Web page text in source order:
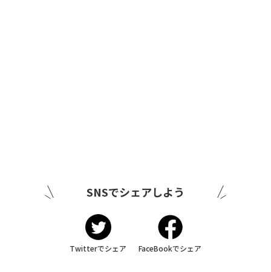
SNSでシェアしよう
Twitterでシェア FaceBookでシェア